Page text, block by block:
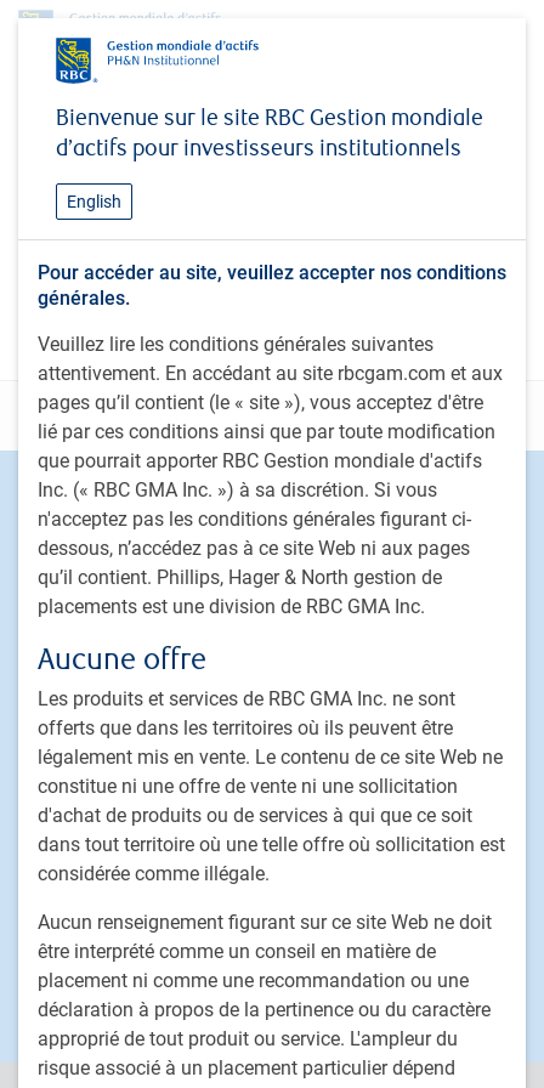
Bienvenue sur le site RBC Gestion mondiale
d’actifs pour investisseurs institutionnels
English
Pour accéder au site, veuillez accepter nos conditions
générales.
Veuillez lire les conditions générales suivantes
attentivement. En accédant au site rbcgam.com et aux
pages qu’il contient (le « site »), vous acceptez d'être
lié par ces conditions ainsi que par toute modification
que pourrait apporter RBC Gestion mondiale d'actifs
Inc. (« RBC GMA Inc. ») à sa discrétion. Si vous
n'acceptez pas les conditions générales figurant ci-
dessous, n’accédez pas à ce site Web ni aux pages
qu’il contient. Phillips, Hager & North gestion de
placements est une division de RBC GMA Inc.
Aucune offre
Les produits et services de RBC GMA Inc. ne sont
offerts que dans les territoires où ils peuvent être
légalement mis en vente. Le contenu de ce site Web ne
constitue ni une offre de vente ni une sollicitation
d'achat de produits ou de services à qui que ce soit
dans tout territoire où une telle offre où sollicitation est
considérée comme illégale.
Aucun renseignement figurant sur ce site Web ne doit
être interprété comme un conseil en matière de
placement ni comme une recommandation ou une
déclaration à propos de la pertinence ou du caractère
approprié de tout produit ou service. L'ampleur du
risque associé à un placement particulier dépend
No access
A high quality fixed income strategy that seeks to
deliver competitive market returns while maximizing
positive social and environmental impact
Déclarations
Footer
Capacités d'investissement
Actions
Titres à revenu fixe
Solutions déléguées de portefeuille
Marchés privés
Placements alternatifs
Solutions multi-actifs personnalisées
Procédure de traitement des plaintes de clients
PH&N Institutionnel
À propos de nous
Nous joindre
Carrières